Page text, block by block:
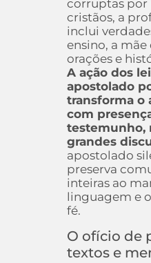
corruptas
cristãos, a
inclui
ensino, a
orações e
A ação dos
apostolado
transforma o
com
testemunho,
grandes
apostolado
preserva
inteiras ao
linguagem e
fé.
O ofício de
textos e